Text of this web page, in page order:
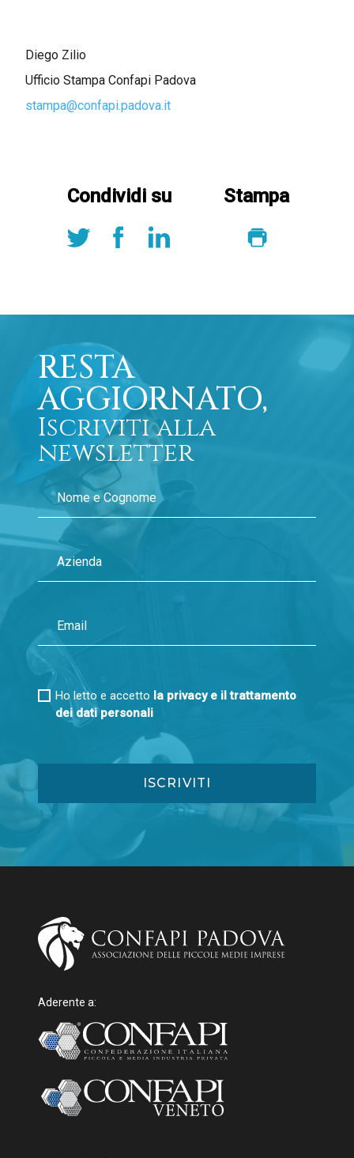
Diego Zilio
Ufficio Stampa Confapi Padova
stampa@confapi.padova.it
Condividi su Stampa
RESTA
AGGIORNATO,
Iscriviti alla
newsletter
Ho letto e accetto la privacy e il trattamento
dei dati personali
Aderente a: